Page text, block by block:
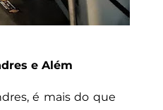
e Além
é mais do que